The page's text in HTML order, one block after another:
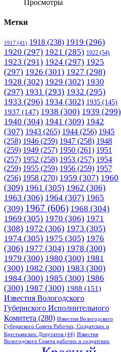
Просмотры
Метки
1917 (41) 1918 (238) 1919 (296)
1920 (297) 1921 (285) 1922 (54)
1923 (291) 1924 (297) 1925
(297) 1926 (301) 1927 (298)
1928 (302) 1929 (302) 1930
(297) 1931 (293) 1932 (295)
1933 (296) 1934 (302) 1935 (145)
1937 (147) 1938 (300) 1939 (299)
1940 (304) 1941 (309) 1942
(307) 1943 (265) 1944 (256) 1945
(258) 1946 (259) 1947 (258) 1948
(259) 1949 (257) 1950 (261) 1951
(257) 1952 (258) 1953 (257) 1954
(259) 1955 (259) 1956 (259) 1957
(256) 1958 (270) 1959 (307) 1960
(309) 1961 (305) 1962 (306)
1963 (306) 1964 (307) 1965
(309) 1967 (606) 1968 (304)
1969 (305) 1970 (306) 1971
(308) 1972 (306) 1973 (305)
1974 (305) 1975 (305) 1976
(306) 1977 (304) 1978 (300)
1979 (300) 1980 (300) 1981
(300) 1982 (300) 1983 (300)
1984 (300) 1985 (300) 1986
(300) 1987 (300) 1988 (151)
Известия Вологодского
Губернского Исполнительного
Комитета (280) Известия Вологодского
Губернского Совета Рабочих, Солдатских и
Крестьянских Депутатов (44) Известия
Вологодского Совета рабочих и солдатских